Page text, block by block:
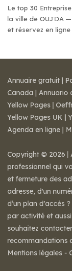
Le top 30
la ville de OUJDA
et réservez en
Annuaire gratuit |
Canada | Annuario
Yellow Pages |
Yellow Pages UK |
Agenda en ligne |
Copyright © 2026 |
professionnel qui
et fermeture des
adresse, d'un
d’un plan d'accès
par activité et
souhaitez
recommandations
Mentions légales -